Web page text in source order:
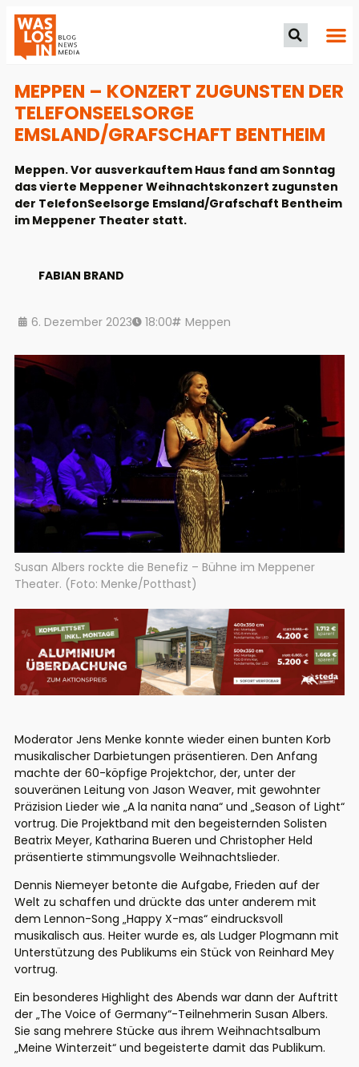
MEPPEN – KONZERT ZUGUNSTEN DER
TELEFONSEELSORGE
EMSLAND/GRAFSCHAFT BENTHEIM
Meppen. Vor ausverkauftem Haus fand am Sonntag
das vierte Meppener Weihnachtskonzert zugunsten
der TelefonSeelsorge Emsland/Grafschaft Bentheim
im Meppener Theater statt.
FABIAN BRAND
6. Dezember 2023 18:00 Meppen
Susan Albers rockte die Benefiz – Bühne im Meppener
Theater. (Foto: Menke/Potthast)
Moderator Jens Menke konnte wieder einen bunten Korb
musikalischer Darbietungen präsentieren. Den Anfang
machte der 60-köpfige Projektchor, der, unter der
souveränen Leitung von Jason Weaver, mit gewohnter
Präzision Lieder wie „A la nanita nana“ und „Season of Light“
vortrug. Die Projektband mit den begeisternden Solisten
Beatrix Meyer, Katharina Bueren und Christopher Held
präsentierte stimmungsvolle Weihnachtslieder.
Dennis Niemeyer betonte die Aufgabe, Frieden auf der
Welt zu schaffen und drückte das unter anderem mit
dem Lennon-Song „Happy X-mas“ eindrucksvoll
musikalisch aus. Heiter wurde es, als Ludger Plogmann mit
Unterstützung des Publikums ein Stück von Reinhard Mey
vortrug.
Ein besonderes Highlight des Abends war dann der Auftritt
der „The Voice of Germany“-Teilnehmerin Susan Albers.
Sie sang mehrere Stücke aus ihrem Weihnachtsalbum
„Meine Winterzeit“ und begeisterte damit das Publikum.